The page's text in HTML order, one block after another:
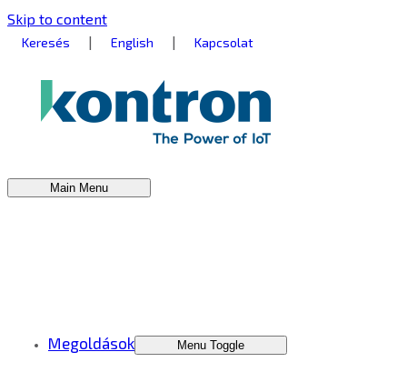
Skip to content
Keresés | English | Kapcsolat
Main Menu
Megoldások Menu Toggle